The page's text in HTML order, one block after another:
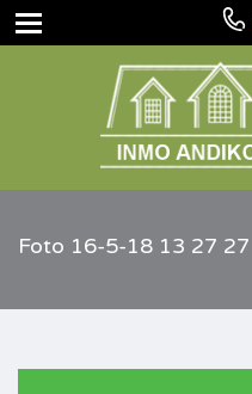
Foto 16-5-18 13 27 27